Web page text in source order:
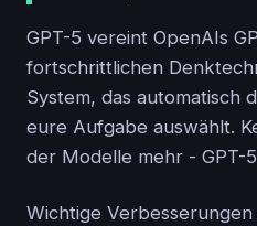
GPT-5 vereint OpenAIs
fortschrittlichen
System, das automatisch
eure Aufgabe auswählt.
der Modelle mehr - GPT-
Wichtige Verbesserungen